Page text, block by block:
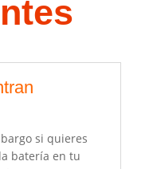
si quieres
batería en tu